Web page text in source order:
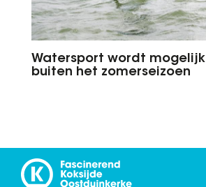
Watersport wordt mogelijk
buiten het zomerseizoen